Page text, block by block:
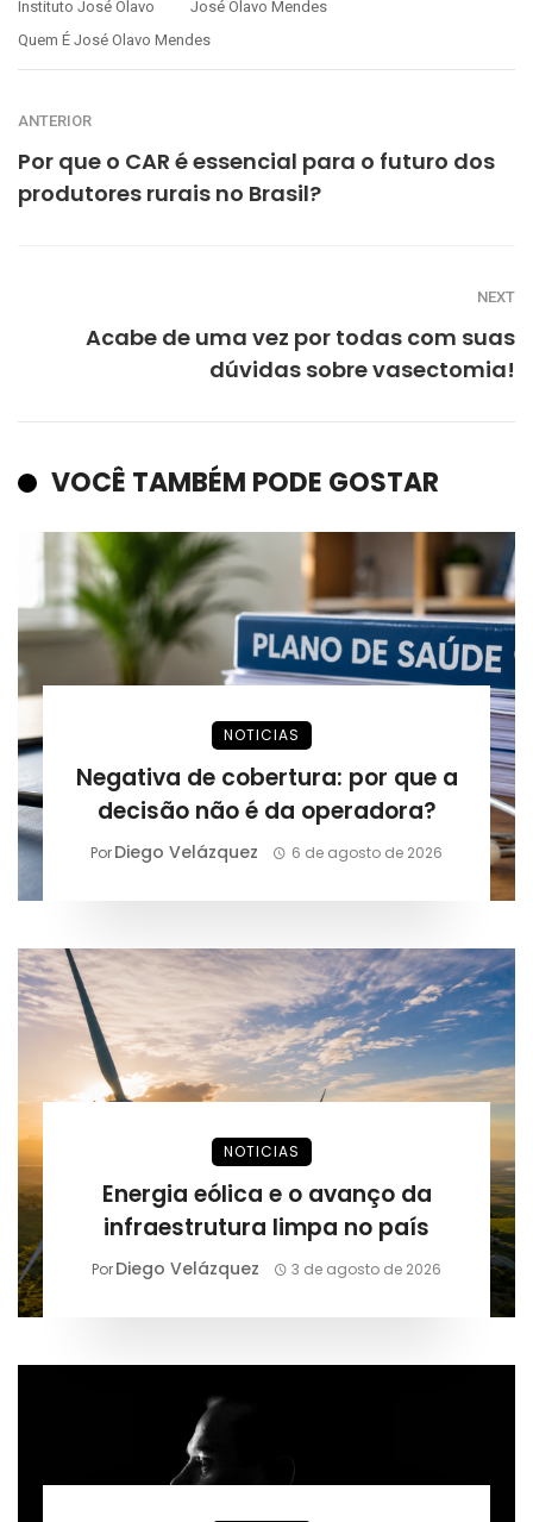
Instituto José Olavo
José Olavo Mendes
Quem É José Olavo Mendes
ANTERIOR
Por que o CAR é essencial para o futuro dos
produtores rurais no Brasil?
NEXT
Acabe de uma vez por todas com suas
dúvidas sobre vasectomia!
VOCÊ TAMBÉM PODE GOSTAR
NOTICIAS
Negativa de cobertura: por que a
decisão não é da operadora?
PorDiego Velázquez 6 de agosto de 2026
NOTICIAS
Energia eólica e o avanço da
infraestrutura limpa no país
PorDiego Velázquez 3 de agosto de 2026